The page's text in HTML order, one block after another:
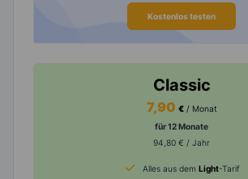
Kostenlos testen
Classic
7,90 € / Monat
für 12 Monate
94,80 € / Jahr
Alles aus dem Light-Tarif